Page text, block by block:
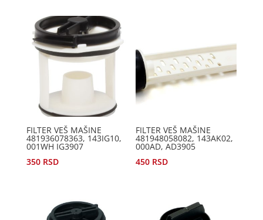
FILTER VEŠ MAŠINE
481936078363, 143IG10,
001WH IG3907
350 RSD
FILTER VEŠ MAŠINE
481948058082, 143AK02,
000AD, AD3905
450 RSD